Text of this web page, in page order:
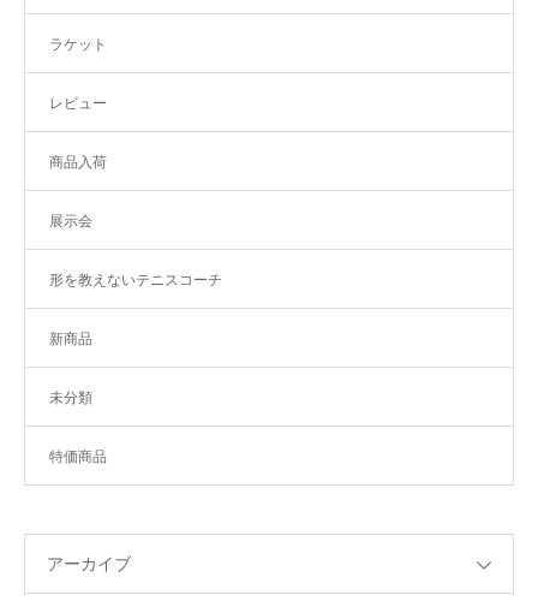
ラケット
レビュー
商品入荷
展示会
形を教えないテニスコーチ
新商品
未分類
特価商品
アーカイブ